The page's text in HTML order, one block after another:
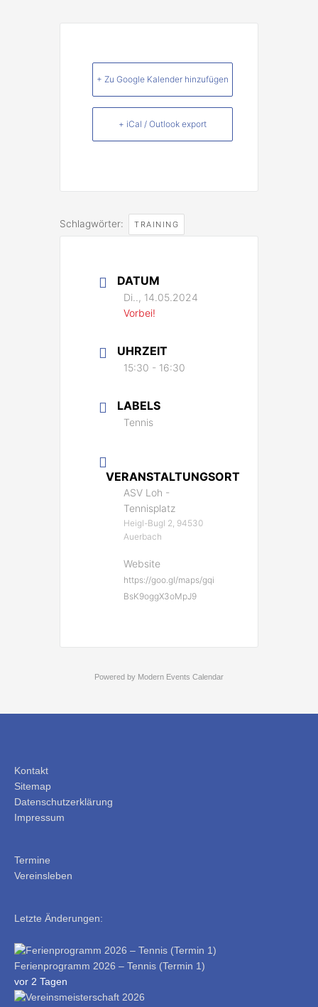
+ Zu Google Kalender hinzufügen
+ iCal / Outlook export
Schlagwörter: TRAINING
DATUM
Di.., 14.05.2024
Vorbei!
UHRZEIT
15:30 - 16:30
LABELS
Tennis
VERANSTALTUNGSORT
ASV Loh -
Tennisplatz
Heigl-Bugl 2, 94530
Auerbach
Website
https://goo.gl/maps/gqi
BsK9oggX3oMpJ9
Powered by Modern Events Calendar
Kontakt
Sitemap
Datenschutzerklärung
Impressum
Termine
Vereinsleben
Letzte Änderungen:
Ferienprogramm 2026 – Tennis (Termin 1)
vor 2 Tagen